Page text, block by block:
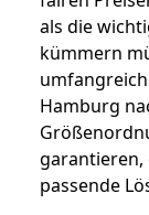
als die
kümmern
Hamburg
garantieren,
passende